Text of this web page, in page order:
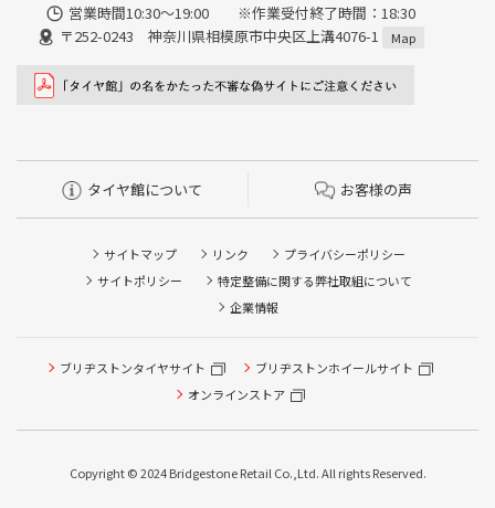
営業時間10:30～19:00 ※作業受付終了時間：18:30
〒252-0243 神奈川県相模原市中央区上溝4076-1
Map
タイヤ館について お客様の声
サイトマップ リンク
プライバシーポリシー
サイトポリシー
特定整備に関する弊社取組について
企業情報
ブリヂストンタイヤサイト
ブリヂストンホイールサイト
オンラインストア
Copyright © 2024 Bridgestone Retail Co.,Ltd. All rights Reserved.
タイヤ点検・安全点検/タイヤ履き替え/オイル交換/その他
ピット作業の予約
本日のタイヤ履き替え順番待ち予約 ※クローク契約会員の